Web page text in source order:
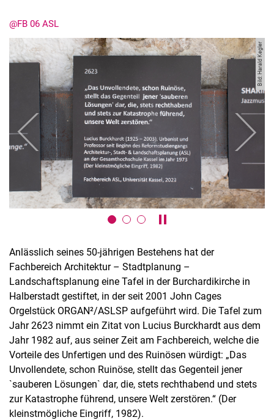
Newsletter
Stellenausschreibungen
Publikationen
Presse- und Öffentlichkeitsarbeit
Webredaktion
Webseite R:ein
@FB 06 ASL
Karussell anhalten /
Bild: Harald Kegler
zurück weiter
Anlässlich seines 50-jährigen Bestehens hat der
Fachbereich Architektur – Stadtplanung –
Landschaftsplanung eine Tafel in der Burchardikirche in
Halberstadt gestiftet, in der seit 2001 John Cages
Orgelstück ORGAN²/ASLSP aufgeführt wird. Die Tafel zum
Jahr 2623 nimmt ein Zitat von Lucius Burckhardt aus dem
Jahr 1982 auf, aus seiner Zeit am Fachbereich, welche die
Vorteile des Unfertigen und des Ruinösen würdigt: „Das
Unvollendete, schon Ruinöse, stellt das Gegenteil jener
`sauberen Lösungen` dar, die, stets rechthabend und stets
zur Katastrophe führend, unsere Welt zerstören.“ (Der
kleinstmögliche Eingriff, 1982).